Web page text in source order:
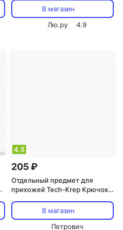
1835*400мм, металл черный,
5 крючков+3 доп., диск, В1-48
В магазин
Лю.ру
4.9
4.5
205 ₽
Отдельный предмет для
прихожей Tech-Krep Крючок с
хром 1 шт. 129909
В магазин
Петрович